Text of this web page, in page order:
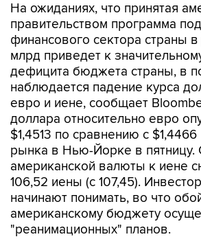
На ожиданиях, что принятая
правительством программа
финансового сектора страны
млрд приведет к
дефицита бюджета страны, в
наблюдается падение курса
евро и иене, сообщает
доллара относительно евро
$1,4513 по сравнению с
рынка в Нью-Йорке в пятницу.
американской валюты к иене
106,52 иены (с 107,45).
начинают понимать, во что
американскому бюджету
"реанимационных" планов.